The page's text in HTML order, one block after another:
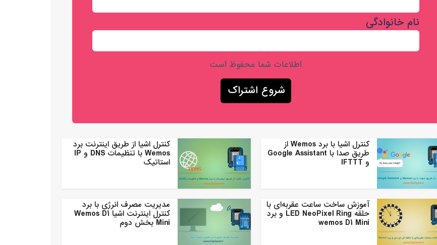
نام خانوادگی
اطلاعات شما محفوظ است
کنترل اشیا با برد Wemos از
طریق صدا با Google Assistant
و IFTTT
کنترل اشیا از طریق اینترنت برد
Wemos با تنظیمات DNS و IP
استاتیک
آموزش ساخت ساعت عقربه‌ای با
حلقه LED NeoPixel Ring و برد
wemos D1 Mini
مدیریت مصرف انرژی با برد
کنترل اینترنت اشیا Wemos D1
Mini بخش دوم